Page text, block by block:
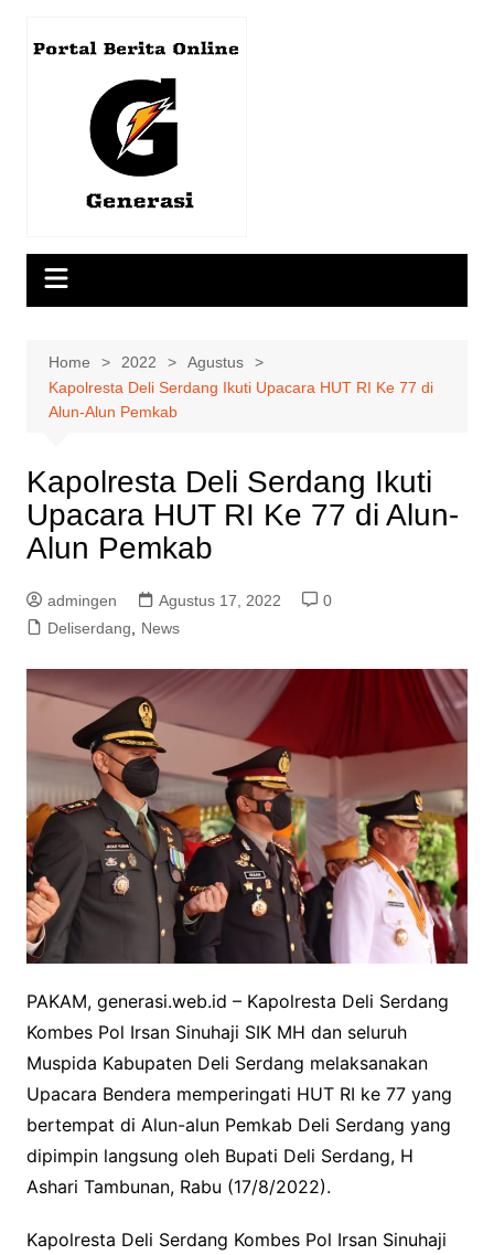
Home 2022
Agustus
Kapolresta Deli Serdang Ikuti Upacara HUT RI Ke 77 di
Alun-Alun Pemkab
Kapolresta Deli Serdang Ikuti
Upacara HUT RI Ke 77 di Alun-
Alun Pemkab
admingen Agustus 17, 2022
0
Deliserdang
News
PAKAM, generasi.web.id – Kapolresta Deli Serdang
Kombes Pol Irsan Sinuhaji SIK MH dan seluruh
Muspida Kabupaten Deli Serdang melaksanakan
Upacara Bendera memperingati HUT RI ke 77 yang
bertempat di Alun-alun Pemkab Deli Serdang yang
dipimpin langsung oleh Bupati Deli Serdang, H
Ashari Tambunan, Rabu (17/8/2022).
Kapolresta Deli Serdang Kombes Pol Irsan Sinuhaji